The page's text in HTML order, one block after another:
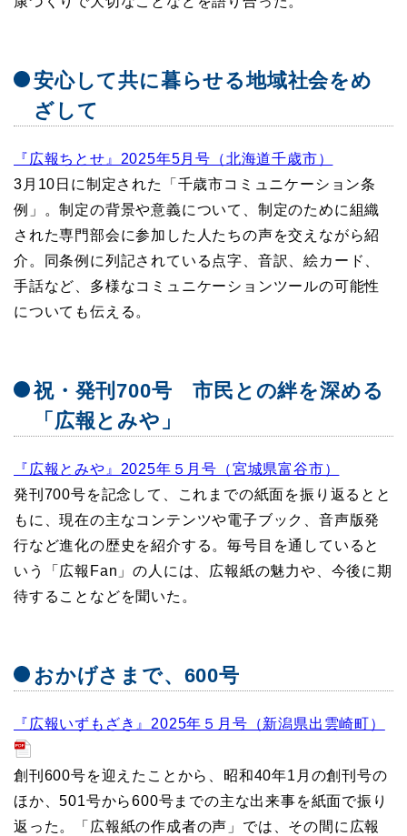
安心して共に暮らせる地域社会をめ
ざして
『広報ちとせ』2025年5月号（北海道千歳市）
3月10日に制定された「千歳市コミュニケーション条
例」。制定の背景や意義について、制定のために組織
された専門部会に参加した人たちの声を交えながら紹
介。同条例に列記されている点字、音訳、絵カード、
手話など、多様なコミュニケーションツールの可能性
についても伝える。
祝・発刊700号 市民との絆を深める
「広報とみや」
『広報とみや』2025年５月号（宮城県富谷市）
発刊700号を記念して、これまでの紙面を振り返るとと
もに、現在の主なコンテンツや電子ブック、音声版発
行など進化の歴史を紹介する。毎号目を通していると
いう「広報Fan」の人には、広報紙の魅力や、今後に期
待することなどを聞いた。
おかげさまで、600号
『広報いずもざき』2025年５月号（新潟県出雲崎町）
創刊600号を迎えたことから、昭和40年1月の創刊号の
ほか、501号から600号までの主な出来事を紙面で振り
返った。「広報紙の作成者の声」では、その間に広報